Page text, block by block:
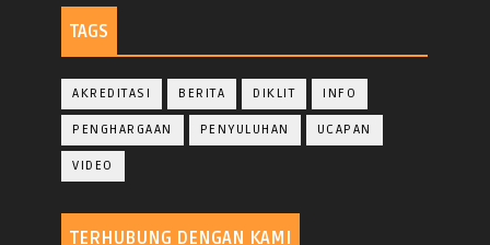
TAGS
AKREDITASI BERITA DIKLIT INFO
PENGHARGAAN PENYULUHAN UCAPAN
VIDEO
TERHUBUNG DENGAN KAMI